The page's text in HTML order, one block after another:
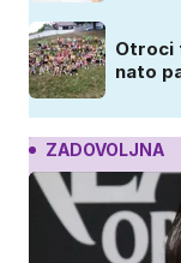
Otroci
nato
ZADOVOLJNA